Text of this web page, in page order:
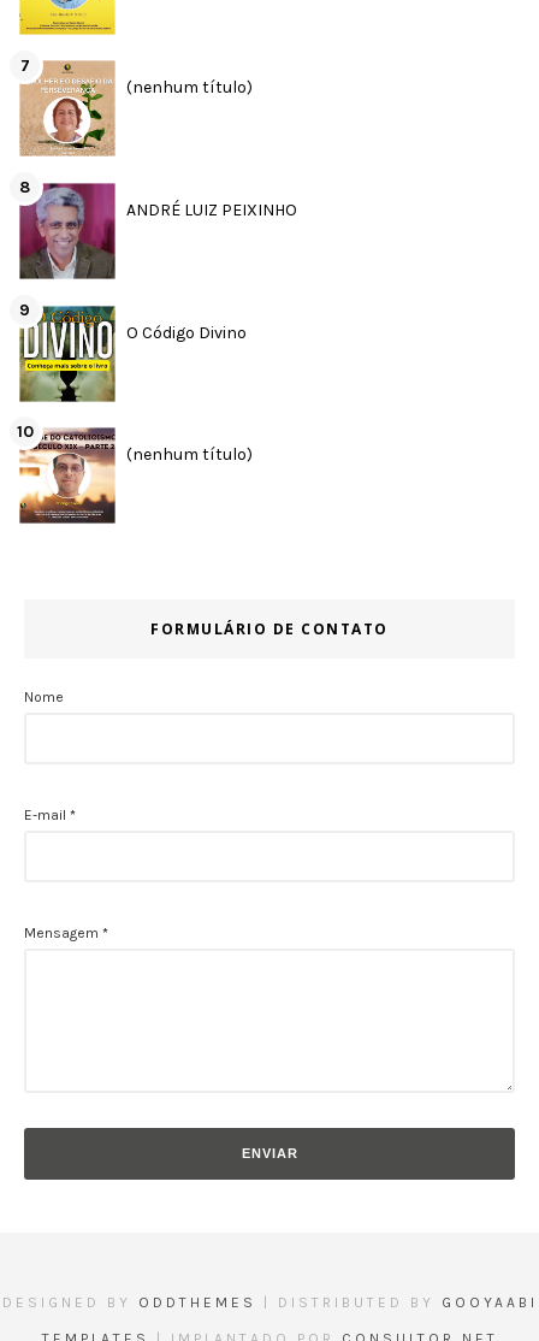
(nenhum título)
ANDRÉ LUIZ PEIXINHO
O Código Divino
(nenhum título)
FORMULÁRIO DE CONTATO
Nome
E-mail *
Mensagem *
DESIGNED BY ODDTHEMES | DISTRIBUTED BY GOOYAABI